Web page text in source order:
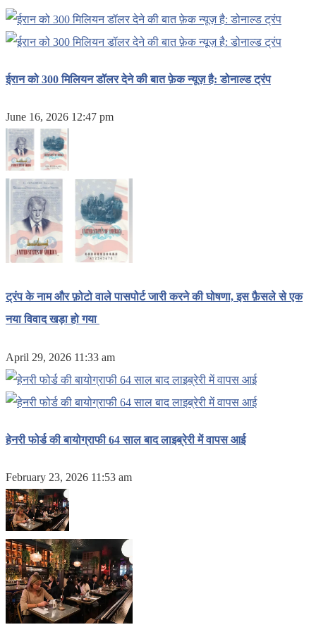
ईरान को 300 मिलियन डॉलर देने की बात फ़ेक न्यूज़ है: डोनाल्ड ट्रंप
June 16, 2026 12:47 pm
ट्रंप के नाम और फ़ोटो वाले पासपोर्ट जारी करने की घोषणा, इस फ़ैसले से एक
नया विवाद खड़ा हो गया
April 29, 2026 11:33 am
हेनरी फोर्ड की बायोग्राफी 64 साल बाद लाइब्रेरी में वापस आई
February 23, 2026 11:53 am